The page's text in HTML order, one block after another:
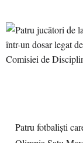
Patru fotbaliști